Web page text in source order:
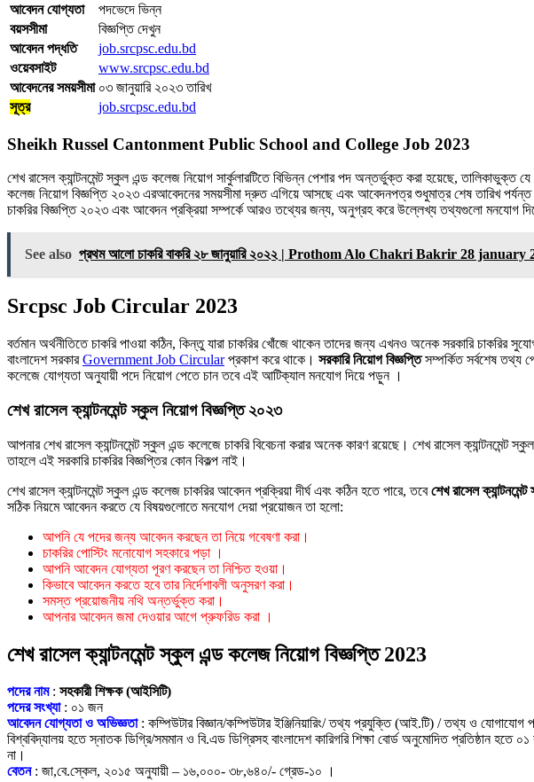
আবেদন যোগ্যতা
পদভেদে ভিন্ন
বয়সসীমা
বিজ্ঞপ্তি দেখুন
আবেদন পদ্ধতি
job.srcpsc.edu.bd
ওয়েবসাইট
www.srcpsc.edu.bd
আবেদনের সময়সীমা ০৩ জানুয়ারি ২০২৩ তারিখ
সূত্র
job.srcpsc.edu.bd
Sheikh Russel Cantonment Public School and College Job 2023
শেখ রাসেল ক্যান্টনমেন্ট স্কুল এন্ড কলেজ নিয়োগ সার্কুলারটিতে বিভিন্ন পেশার পদ অন্তর্ভুক্ত করা হয়েছে,
কলেজ নিয়োগ বিজ্ঞপ্তি ২০২৩ এরআবেদনের সময়সীমা দ্রুত এগিয়ে আসছে এবং আবেদনপত্র শুধুমাত্র শেষ তারিখ পর্যন্ত
চাকরির বিজ্ঞপ্তি ২০২৩ এবং আবেদন প্রক্রিয়া সম্পর্কে আরও তথ্যের জন্য, অনুগ্রহ করে উল্লেখ্য তথ্যগুলো মনযোগ
See also প্রথম আলো চাকরি বাকরি ২৮ জানুয়ারি ২০২২ | Prothom Alo Chakri Bakrir 28 january
Srcpsc Job Circular 2023
বর্তমান অর্থনীতিতে চাকরি পাওয়া কঠিন, কিন্তু যারা চাকরির খোঁজে থাকেন তাদের জন্য এখনও অনেক সরকারি চাকরির
বাংলাদেশ সরকারGovernment Job Circularপ্রকাশ করে থাকে। সরকারি নিয়োগ বিজ্ঞপ্তিসম্পর্কিত সর্বশেষ তথ্য
কলেজে যোগ্যতা অনুযায়ী পদে নিয়োগ পেতে চান তবে এই আটিক্যাল মনযোগ দিয়ে পড়ুন ।
শেখ রাসেল ক্যান্টনমেন্ট স্কুল নিয়োগ বিজ্ঞপ্তি ২০২৩
আপনার শেখ রাসেল ক্যান্টনমেন্ট স্কুল এন্ড কলেজে চাকরি বিবেচনা করার অনেক কারণ রয়েছে। শেখ রাসেল
তাহলে এই সরকারি চাকরির বিজ্ঞপ্তির কোন বিকল্প নাই।
শেখ রাসেল ক্যান্টনমেন্ট স্কুল এন্ড কলেজ চাকরির আবেদন প্রক্রিয়া দীর্ঘ এবং কঠিন হতে পারে, তবেশেখ রাসেল
সঠিক নিয়মে আবেদন করতে যে বিষয়গুলোতে মনযোগ দেয়া প্রয়োজন তা হলো:
আপনি যে পদের জন্য আবেদন করছেন তা নিয়ে গবেষণা করা।
চাকরির পোস্টিং মনোযোগ সহকারে পড়া ।
আপনি আবেদন যোগ্যতা পূরণ করছেন তা নিশ্চিত হওয়া।
কিভাবে আবেদন করতে হবে তার নির্দেশাবলী অনুসরণ করা।
সমস্ত প্রয়োজনীয় নথি অন্তর্ভুক্ত করা।
আপনার আবেদন জমা দেওয়ার আগে প্রুফরিড করা ।
শেখ রাসেল ক্যান্টনমেন্ট স্কুল এন্ড কলেজ নিয়োগ বিজ্ঞপ্তি 2023
পদের নাম: সহকারী শিক্ষক (আইসিটি)
পদের সংখ্যা: ০১ জন
আবেদন যোগ্যতা ও অভিজ্ঞতা: কম্পিউটার বিজ্ঞান/কম্পিউটার ইঞ্জিনিয়ারিং/ তথ্য প্রযুক্তি (আই.টি) / তথ্য ও যোগাযোগ
বিশ্ববিদ্যালয় হতে স্নাতক ডিগ্রি/সমমান ও বি.এড ডিগ্রিসহ বাংলাদেশ কারিগরি শিক্ষা বোর্ড অনুমোদিত প্রতিষ্ঠান
না।
বেতন : জা,বে.স্কেল, ২০১৫ অনুযায়ী – ১৬,০০০- ৩৮,৬৪০/- গ্রেড-১০ ।